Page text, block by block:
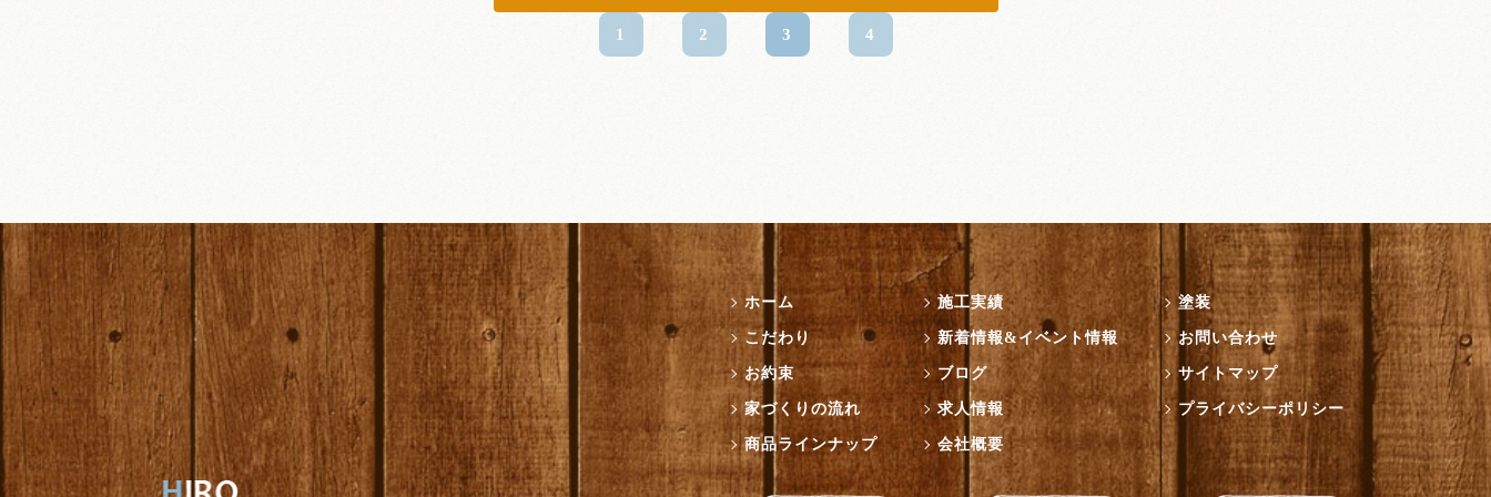
1 2 3 4
ホーム
こだわり
お約束
家づくりの流れ
商品ラインナップ
施工実績
新着情報&イベント情報
ブログ
求人情報
会社概要
塗装
お問い合わせ
サイトマップ
プライバシーポリシー